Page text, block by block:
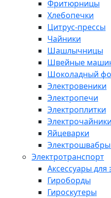
Фритюрницы
Хлебопечки
Цитрус-прессы
Чайники
Шашлычницы
Швейные
Шоколадный
Электровеники
Электропечи
Электроплитки
Электрочайники
Яйцеварки
Электрошвабры
Электротранспорт
Аксессуары для
Гироборды
Гироскутеры